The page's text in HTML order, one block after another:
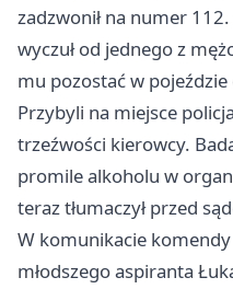
zadzwonił na numer
wyczuł od jednego z
mu pozostać w
Przybyli na miejsce
trzeźwości kierowcy.
promile alkoholu w
teraz tłumaczył przed
W komunikacie
młodszego aspiranta